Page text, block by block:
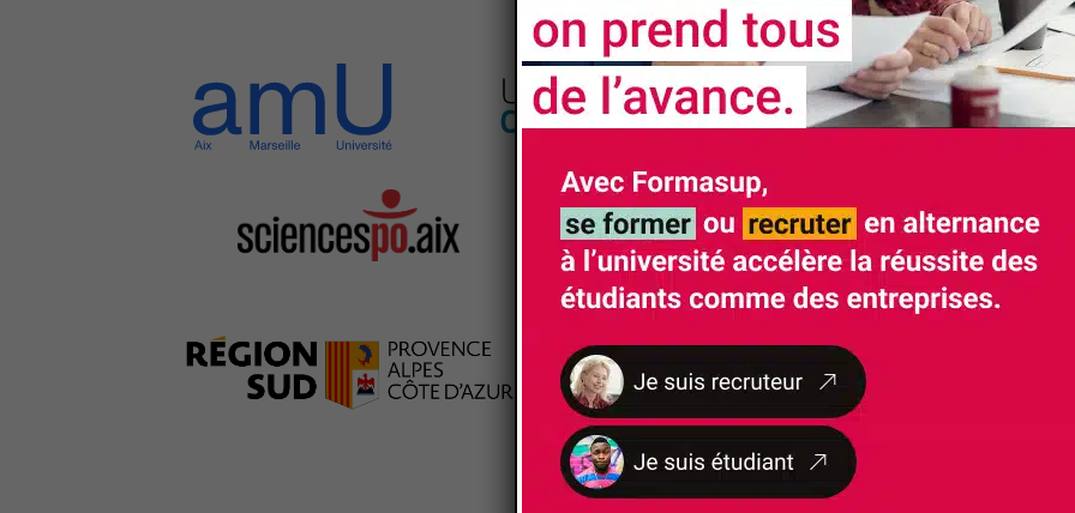
NOSCERTIFICATIONS ET LABELS